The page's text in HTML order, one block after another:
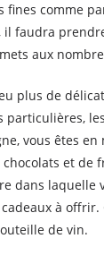
comme
faudra
aux
de
vous êtes
et de
laquelle
à
de vin.